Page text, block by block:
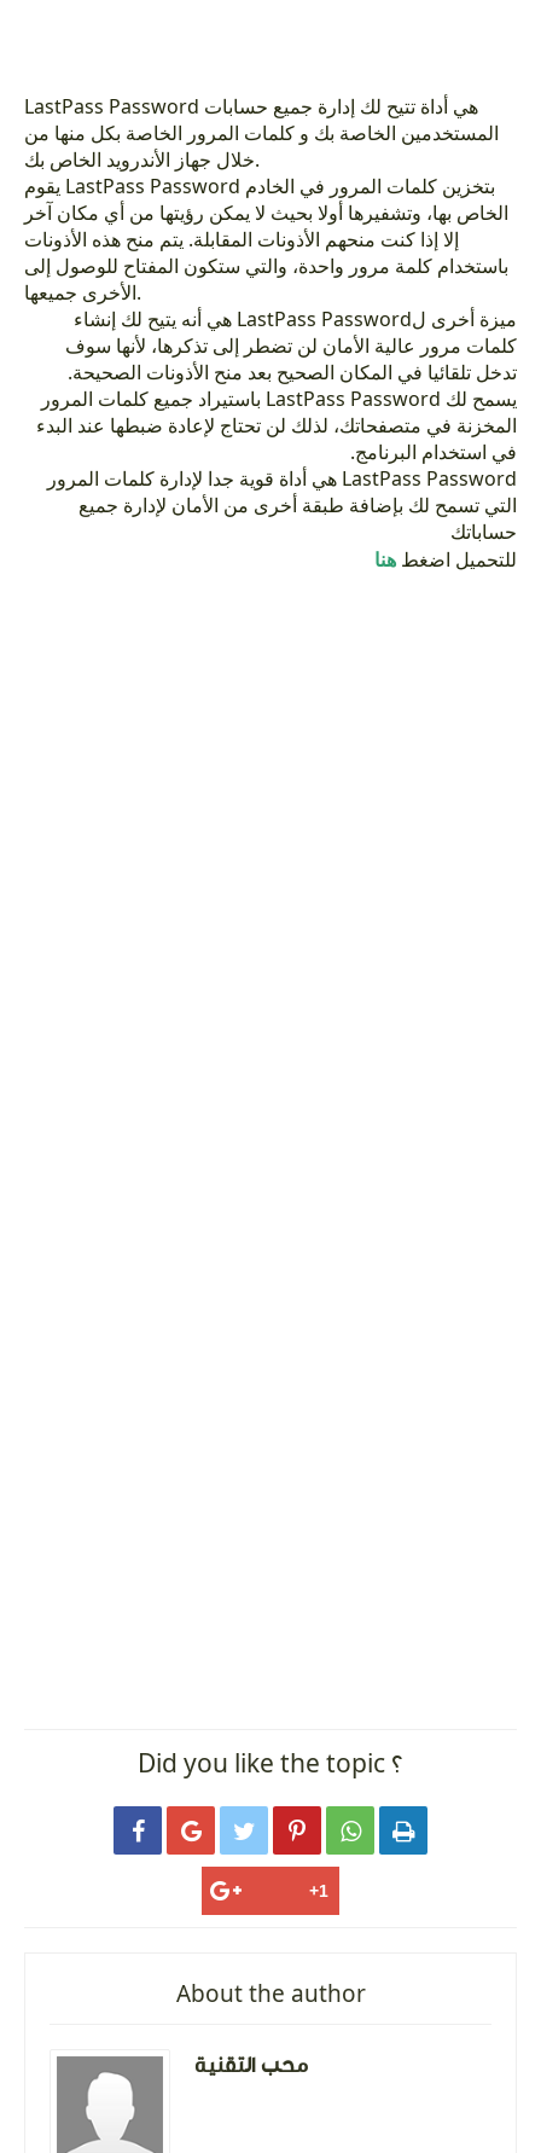
LastPass Password هي أداة تتيح لك إدارة جميع حسابات
المستخدمين الخاصة بك و كلمات المرور الخاصة بكل منها من
خلال جهاز الأندرويد الخاص بك.
يقوم LastPass Password بتخزين كلمات المرور في الخادم
الخاص بها، وتشفيرها أولا بحيث لا يمكن رؤيتها من أي مكان آخر
إلا إذا كنت منحهم الأذونات المقابلة. يتم منح هذه الأذونات
باستخدام كلمة مرور واحدة، والتي ستكون المفتاح للوصول إلى
الأخرى جميعها.
ميزة أخرى لLastPass Password هي أنه يتيح لك إنشاء
كلمات مرور عالية الأمان لن تضطر إلى تذكرها، لأنها سوف
تدخل تلقائيا في المكان الصحيح بعد منح الأذونات الصحيحة.
يسمح لك LastPass Password باستيراد جميع كلمات المرور
المخزنة في متصفحاتك، لذلك لن تحتاج لإعادة ضبطها عند البدء
في استخدام البرنامج.
LastPass Password هي أداة قوية جدا لإدارة كلمات المرور
التي تسمح لك بإضافة طبقة أخرى من الأمان لإدارة جميع
حساباتك
للتحميل اضغط هنا
Did you like the topic ؟
     
About the author
محب التقنية